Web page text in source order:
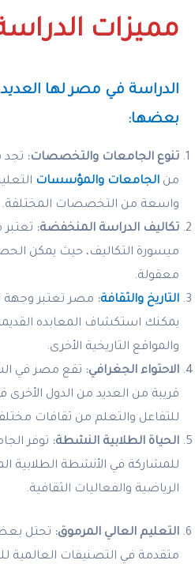
مميزات
الدراسة في مصر لها
بعضها:
تنوع الجامعات والتخصصات: تجد
من الجامعات والمؤسسات
واسعة من التخصصات المختلفة.
تكاليف الدراسة المنخفضة:
ميسورة التكاليف، حيث يمكن
معقولة.
التاريخ والثقافة: مصر تعتبر وجهة
يمكنك استكشاف المعابده
والمواقع التاريخية الأخرى.
الاحتواء الجغرافي: تقع مصر في
قريبة من العديد من الدول
للتفاعل والتعلم من ثقافات
الحياة الطلابية النشطة: توفر
للمشاركة في الأنشطة الطلابية
الرياضية والفعاليات الثقافية.
التعليم العالي المرموق: تحتل
متقدمة في التصنيفات العالمية